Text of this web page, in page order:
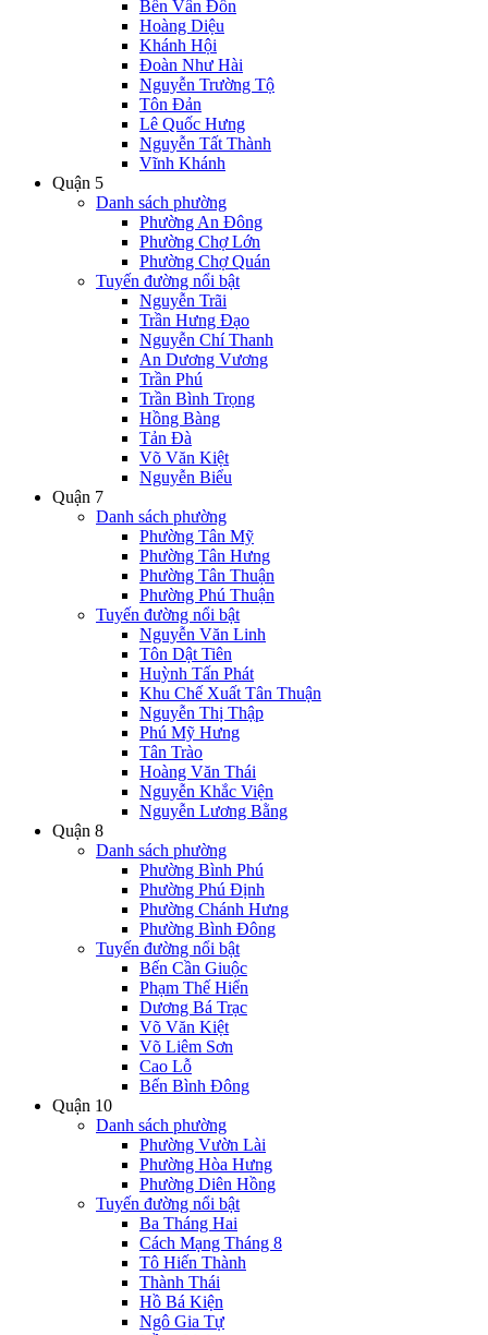
Bến Vân Đồn
Hoàng Diệu
Khánh Hội
Đoàn Như Hài
Nguyễn Trường Tộ
Tôn Đản
Lê Quốc Hưng
Nguyễn Tất Thành
Vĩnh Khánh
Quận 5
Danh sách phường
Phường An Đông
Phường Chợ Lớn
Phường Chợ Quán
Tuyến đường nổi bật
Nguyễn Trãi
Trần Hưng Đạo
Nguyễn Chí Thanh
An Dương Vương
Trần Phú
Trần Bình Trọng
Hồng Bàng
Tản Đà
Võ Văn Kiệt
Nguyễn Biểu
Quận 7
Danh sách phường
Phường Tân Mỹ
Phường Tân Hưng
Phường Tân Thuận
Phường Phú Thuận
Tuyến đường nổi bật
Nguyễn Văn Linh
Tôn Dật Tiên
Huỳnh Tấn Phát
Khu Chế Xuất Tân Thuận
Nguyễn Thị Thập
Phú Mỹ Hưng
Tân Trào
Hoàng Văn Thái
Nguyễn Khắc Viện
Nguyễn Lương Bằng
Quận 8
Danh sách phường
Phường Bình Phú
Phường Phú Định
Phường Chánh Hưng
Phường Bình Đông
Tuyến đường nổi bật
Bến Cần Giuộc
Phạm Thế Hiển
Dương Bá Trạc
Võ Văn Kiệt
Võ Liêm Sơn
Cao Lỗ
Bến Bình Đông
Quận 10
Danh sách phường
Phường Vườn Lài
Phường Hòa Hưng
Phường Diên Hồng
Tuyến đường nổi bật
Ba Tháng Hai
Cách Mạng Tháng 8
Tô Hiến Thành
Thành Thái
Hồ Bá Kiện
Ngô Gia Tự